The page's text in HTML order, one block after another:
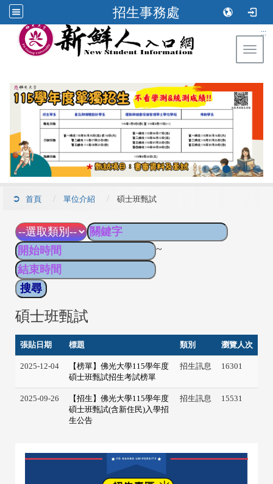
招生事務處
:::
首頁 單位介紹 碩士班甄試
~
碩士班甄試
張貼日期 標題 類別 瀏覽人次
2025-12-04
【榜單】佛光大學115學年度
碩士班甄試招生考試榜單
招生訊息 16301
2025-09-26
【招生】佛光大學115學年度
碩士班甄試(含新住民)入學招
生公告
招生訊息 15531